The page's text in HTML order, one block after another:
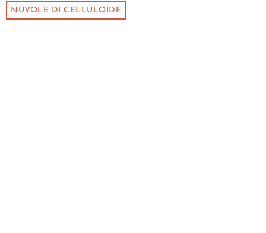
NUVOLE DI CELLULOIDE